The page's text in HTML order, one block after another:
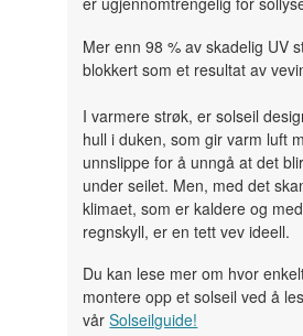
Mer enn 98 % av skadelig UV
blokkert som et resultat av
I varmere strøk, er solseil
hull i duken, som gir varm luft
unnslippe for å unngå at det
under seilet. Men, med det
klimaet, som er kaldere og
regnskyll, er en tett vev ideell.
Du kan lese mer om hvor
montere opp et solseil ved å
vårSolseilguide!